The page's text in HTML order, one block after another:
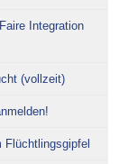
Integration
(vollzeit)